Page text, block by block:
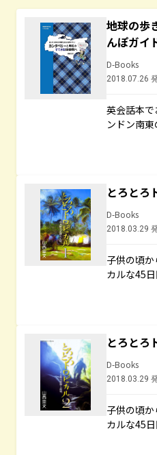
地球の歩
んぽガイ
D-Books
2018.07.26
英会話本
ンドン南東
とろと
D-Books
2018.03.29
子供の頃
カルな45日
とろと
D-Books
2018.03.29
子供の頃
カルな45日